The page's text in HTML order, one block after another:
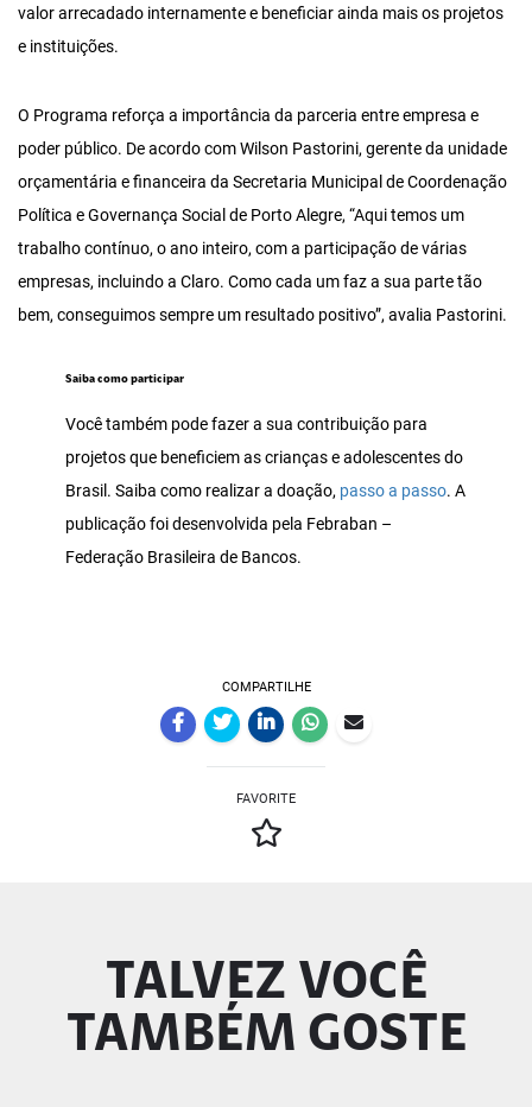
valor arrecadado internamente e beneficiar ainda mais os projetos
e instituições.
O Programa reforça a importância da parceria entre empresa e
poder público. De acordo com Wilson Pastorini, gerente da unidade
orçamentária e financeira da Secretaria Municipal de Coordenação
Política e Governança Social de Porto Alegre, “Aqui temos um
trabalho contínuo, o ano inteiro, com a participação de várias
empresas, incluindo a Claro. Como cada um faz a sua parte tão
bem, conseguimos sempre um resultado positivo”, avalia Pastorini.
Saiba como participar
Você também pode fazer a sua contribuição para
projetos que beneficiem as crianças e adolescentes do
Brasil. Saiba como realizar a doação, passo a passo. A
publicação foi desenvolvida pela Febraban –
Federação Brasileira de Bancos.
COMPARTILHE
FAVORITE
TALVEZ VOCÊ
TAMBÉM GOSTE